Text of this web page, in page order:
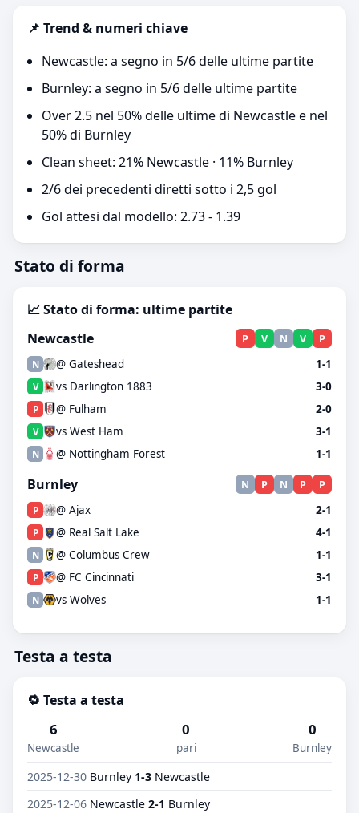
📌 Trend & numeri chiave
Newcastle: a segno in 5/6 delle ultime partite
Burnley: a segno in 5/6 delle ultime partite
Over 2.5 nel 50% delle ultime di Newcastle e nel
50% di Burnley
Clean sheet: 21% Newcastle · 11% Burnley
2/6 dei precedenti diretti sotto i 2,5 gol
Gol attesi dal modello: 2.73 - 1.39
Stato di forma
📈 Stato di forma: ultime partite
Newcastle
P V N V P
N @ Gateshead 1-1
V vs Darlington 1883 3-0
P @ Fulham 2-0
V vs West Ham 3-1
N @ Nottingham Forest 1-1
Burnley N P N P P
P @ Ajax 2-1
P @ Real Salt Lake 4-1
N @ Columbus Crew 1-1
P @ FC Cincinnati 3-1
N vs Wolves 1-1
Testa a testa
🔁 Testa a testa
6
Newcastle
0
pari
0
Burnley
2025-12-30 Burnley 1-3 Newcastle
2025-12-06 Newcastle 2-1 Burnley